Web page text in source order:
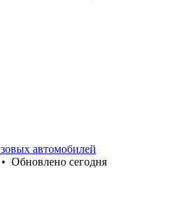
автомобилей
• Обновлено сегодня